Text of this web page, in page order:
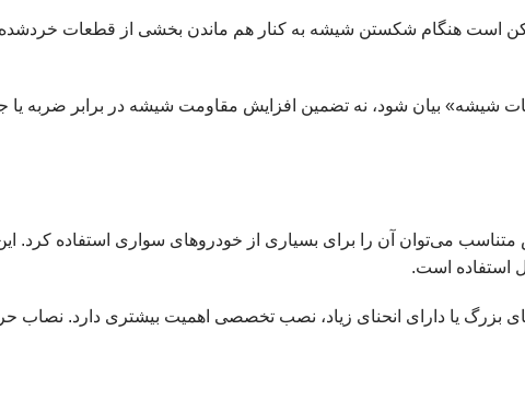
هنگام شکستن شیشه به کنار هم ماندن بخشی از قطعات خردشده
شیشه» بیان شود، نه تضمین افزایش مقاومت شیشه در برابر ضربه یا
می‌توان آن را برای بسیاری از خودروهای سواری استفاده کرد.
یا دارای انحنای زیاد، نصب تخصصی اهمیت بیشتری دارد. نصاب